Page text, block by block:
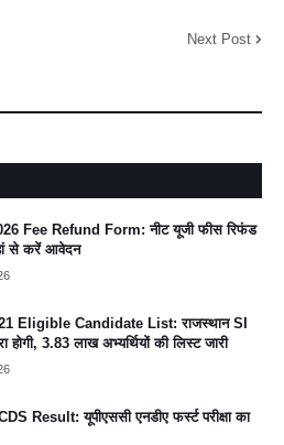
Next Post
Fee Refund Form: नीट यूजी फीस रिफंड
से करें आवेदन
Eligible Candidate List: राजस्थान SI
होगी, 3.83 लाख अभ्यर्थियों की लिस्ट जारी
Result: यूपीएससी एनडीए फर्स्ट परीक्षा का